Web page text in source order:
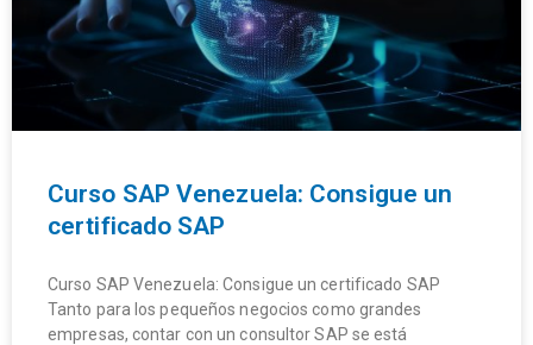
Curso SAP Venezuela: Consigue un
certificado SAP
Curso SAP Venezuela: Consigue un certificado SAP
Tanto para los pequeños negocios como grandes
empresas, contar con un consultor SAP se está